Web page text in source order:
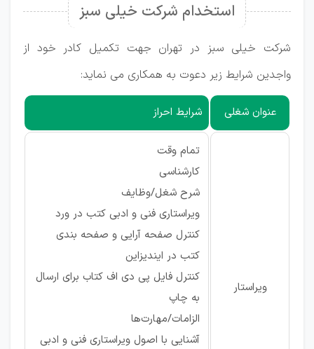
استخدام شرکت خیلی سبز
شرکت خیلی سبز در تهران جهت تکمیل کادر خود از
واجدین شرایط زیر دعوت به همکاری می نماید:
عنوان شغلی شرایط احراز
ویراستار
تمام وقت
کارشناسی
شرح شغل/وظایف
ویراستاری فنی و ادبی کتب در ورد
کنترل صفحه آرایی و صفحه بندی
کتب در ایندیزاین
کنترل فایل پی دی اف کتاب برای ارسال
به چاپ
الزامات/مهارت‌ها
آشنایی با اصول ویراستاری فنی و ادبی